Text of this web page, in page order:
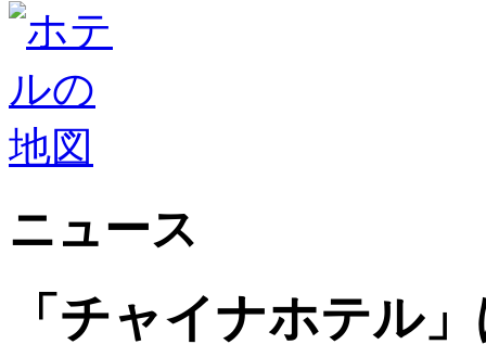
ニュース
「チャイナホテル